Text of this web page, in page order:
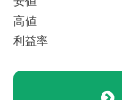
高値
利益率